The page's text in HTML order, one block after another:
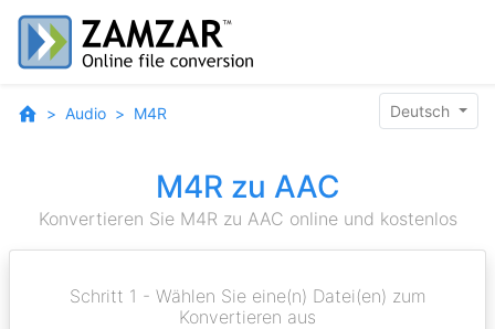
Audio M4R Deutsch
M4R zu AAC
Konvertieren Sie M4R zu AAC online und kostenlos
Schritt 1 - Wählen Sie eine(n) Datei(en) zum
Konvertieren aus